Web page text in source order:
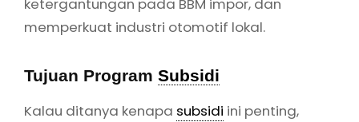
memperkuat industri otomotif lokal.
Tujuan Program Subsidi
Kalau ditanya kenapa subsidi ini penting,